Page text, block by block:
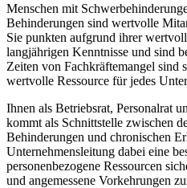
Menschen mit
Behinderungen sind wertvolle
Sie punkten aufgrund ihrer
langjährigen Kenntnisse und sind
Zeiten von Fachkräftemangel sind
wertvolle Ressource für jedes
Ihnen als Betriebsrat, Personalrat
kommt als Schnittstelle zwischen
Behinderungen und chronischen
Unternehmensleitung dabei eine
personenbezogene Ressourcen
und angemessene Vorkehrungen